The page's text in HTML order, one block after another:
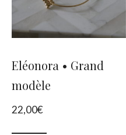
peuvent
être
sur
Eléonora • Grand
modèle
22,00€